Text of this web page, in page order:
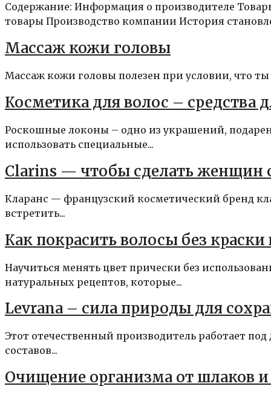
Содержание: Информация о производителе
товары Производство компании История
Массаж кожи головы
Массаж кожи головы полезен при условии, что
Косметика для волос – средства
Роскошные локоны – одно из украшений,
использовать специальные...
Clarins — чтобы сделать женщин
Кларанс — французский косметический бренд
встретить...
Как покрасить волосы без
Научиться менять цвет прически без
натуральных рецептов, которые...
Levrana – сила природы для
Этот отечественный производитель работает
составов...
Очищение организма от шлаков